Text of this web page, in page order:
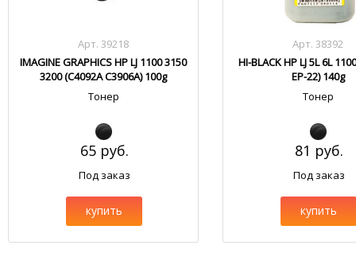
Арт. 39218
IMAGINE GRAPHICS HP LJ 1100 3150
3200 (C4092A C3906A) 100g
Тонер
65 руб.
Под заказ
купить
Арт. 38392
HI-BLACK HP LJ 5L 6L
EP-22) 140g
Тонер
81 руб.
Под заказ
купить